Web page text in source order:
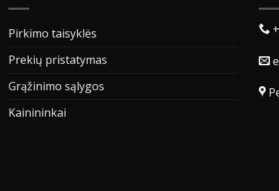
Pirkimo taisyklės
Prekių pristatymas
Grąžinimo sąlygos
Kainininkai